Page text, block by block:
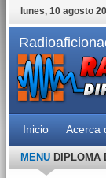
lunes, 10 agosto
Inicio Acerca
MENUDIPLOMA